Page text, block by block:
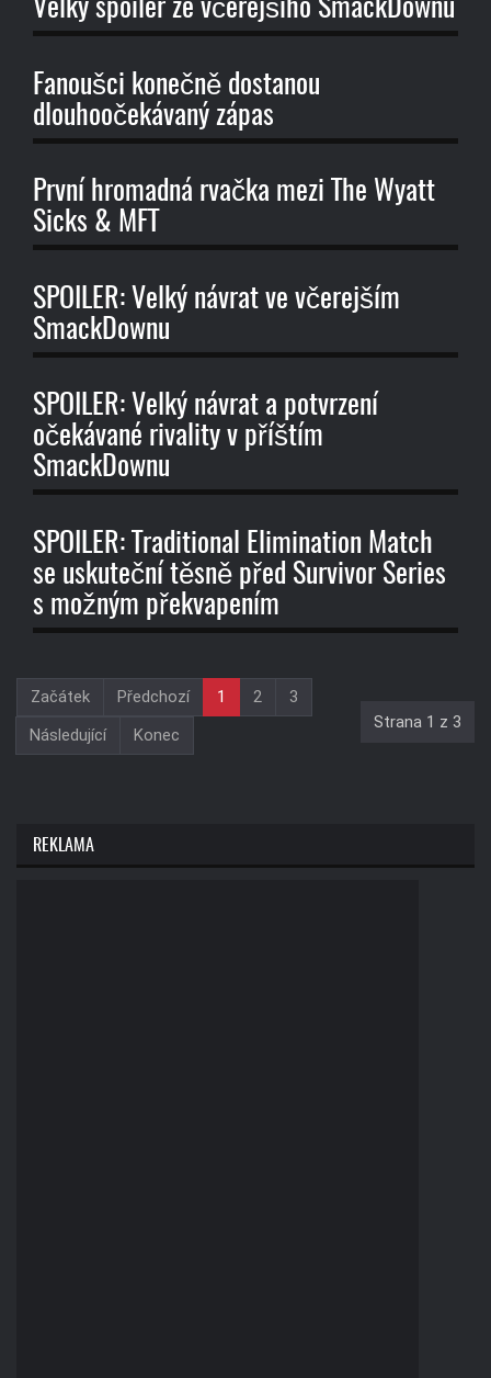
Velký spoiler ze včerejšího SmackDownu
Fanoušci konečně dostanou
dlouhoočekávaný zápas
První hromadná rvačka mezi The Wyatt
Sicks & MFT
SPOILER: Velký návrat ve včerejším
SmackDownu
SPOILER: Velký návrat a potvrzení
očekávané rivality v příštím
SmackDownu
SPOILER: Traditional Elimination Match
se uskuteční těsně před Survivor Series
s možným překvapením
Strana 1 z 3
Začátek Předchozí 1 2
3
Následující
Konec
REKLAMA